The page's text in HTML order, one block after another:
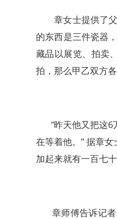
章女士提供了父
的东西是三件瓷器
藏品以展览、拍卖
拍，那么甲乙双方
“昨天他又把这6
在等着他。” 据章
加起来就有一百七
章师傅告诉记者